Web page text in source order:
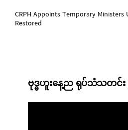
CRPH Appoints Temporary Ministers
Restored
ဗုဒ္ဓဟူးနေ့ည ရုပ်သံသတင်း